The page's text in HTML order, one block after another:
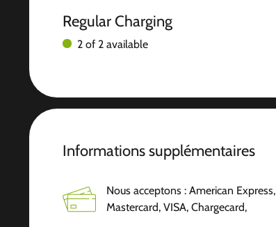
Regular Charging
2 of 2 available
Informations supplémentaires
Nous acceptons : American Express,
Mastercard, VISA, Chargecard,